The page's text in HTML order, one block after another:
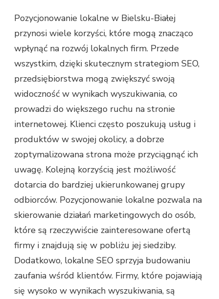
Pozycjonowanie lokalne w Bielsku-Białej
przynosi wiele korzyści, które mogą znacząco
wpłynąć na rozwój lokalnych firm. Przede
wszystkim, dzięki skutecznym strategiom SEO,
przedsiębiorstwa mogą zwiększyć swoją
widoczność w wynikach wyszukiwania, co
prowadzi do większego ruchu na stronie
internetowej. Klienci często poszukują usług i
produktów w swojej okolicy, a dobrze
zoptymalizowana strona może przyciągnąć ich
uwagę. Kolejną korzyścią jest możliwość
dotarcia do bardziej ukierunkowanej grupy
odbiorców. Pozycjonowanie lokalne pozwala na
skierowanie działań marketingowych do osób,
które są rzeczywiście zainteresowane ofertą
firmy i znajdują się w pobliżu jej siedziby.
Dodatkowo, lokalne SEO sprzyja budowaniu
zaufania wśród klientów. Firmy, które pojawiają
się wysoko w wynikach wyszukiwania, są